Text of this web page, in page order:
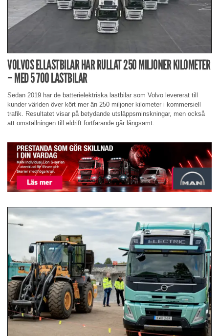
VOLVOS ELLASTBILAR HAR RULLAT 250 MILJONER KILOMETER
– MED 5 700 LASTBILAR
Sedan 2019 har de batterielektriska lastbilar som Volvo levererat till
kunder världen över kört mer än 250 miljoner kilometer i kommersiell
trafik. Resultatet visar på betydande utsläppsminskningar, men också
att omställningen till eldrift fortfarande går långsamt.